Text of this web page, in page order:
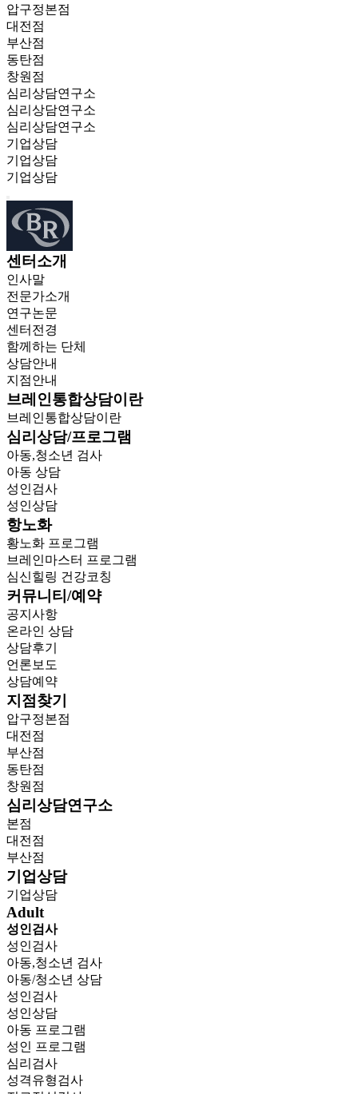
압구정본점
대전점
부산점
동탄점
창원점
심리상담연구소
심리상담연구소
심리상담연구소
기업상담
기업상담
기업상담
센터소개
인사말
전문가소개
연구논문
센터전경
함께하는 단체
상담안내
지점안내
브레인통합상담이란
브레인통합상담이란
심리상담/프로그램
아동,청소년 검사
아동 상담
성인검사
성인상담
항노화
황노화 프로그램
브레인마스터 프로그램
심신힐링 건강코칭
커뮤니티/예약
공지사항
온라인 상담
상담후기
언론보도
상담예약
지점찾기
압구정본점
대전점
부산점
동탄점
창원점
심리상담연구소
본점
대전점
부산점
기업상담
기업상담
Adult
성인검사
성인검사
아동,청소년 검사
아동/청소년 상담
성인검사
성인상담
아동 프로그램
성인 프로그램
심리검사
성격유형검사